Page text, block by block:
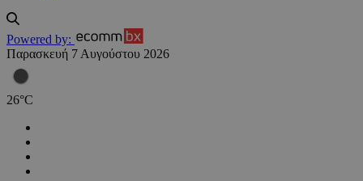
Powered by:
Παρασκευή 7 Αυγούστου 2026
26°C